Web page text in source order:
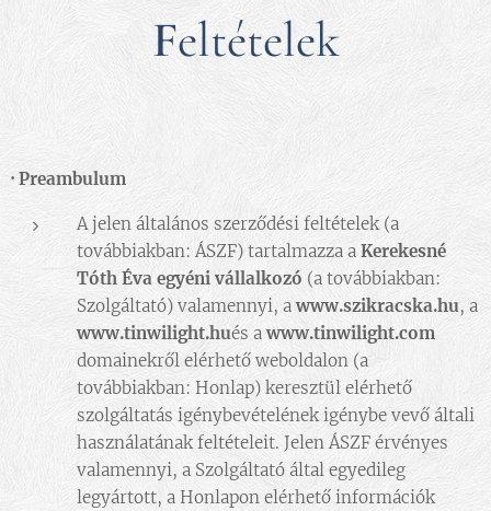
Feltételek
· Preambulum
A jelen általános szerződési feltételek (a
továbbiakban: ÁSZF) tartalmazza a Kerekesné
Tóth Éva egyéni vállalkozó (a továbbiakban:
Szolgáltató) valamennyi, awww.szikracska.hu, a
www.tinwilight.hués awww.tinwilight.com
domainekről elérhető weboldalon (a
továbbiakban: Honlap) keresztül elérhető
szolgáltatás igénybevételének igénybe vevő általi
használatának feltételeit. Jelen ÁSZF érvényes
valamennyi, a Szolgáltató által egyedileg
legyártott, a Honlapon elérhető információk